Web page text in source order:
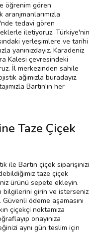
öğrenim gören
tedavi gören
iletiyoruz. Türkiye'nin
yerleşimlere ve tarihi
yanınızdayız. Karadeniz
Kalesi çevresindeki
İl merkezinden sahile
ağımızla buradayız.
Bartın'ın her
Taze Çiçek
ile Bartın çiçek siparişinizi
taze çiçek
ürünü sepete ekleyin.
bilgilerini girin ve isterseniz
ödeme aşamasını
çiçekçi noktamıza
onayınıza
aynı gün teslim için